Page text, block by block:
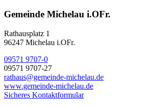
Gemeinde Michelau i.OFr.
Rathausplatz 1
96247 Michelau i.OFr.
09571 9707-0
09571 9707-27
rathaus@gemeinde-michelau.de
www.gemeinde-michelau.de
Sicheres Kontaktformular